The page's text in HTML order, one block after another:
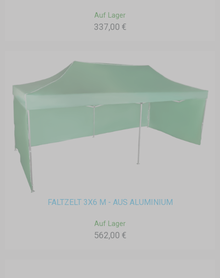
Auf Lager
337,00 €
FALTZELT 3X6 M - AUS ALUMINIUM
Auf Lager
562,00 €